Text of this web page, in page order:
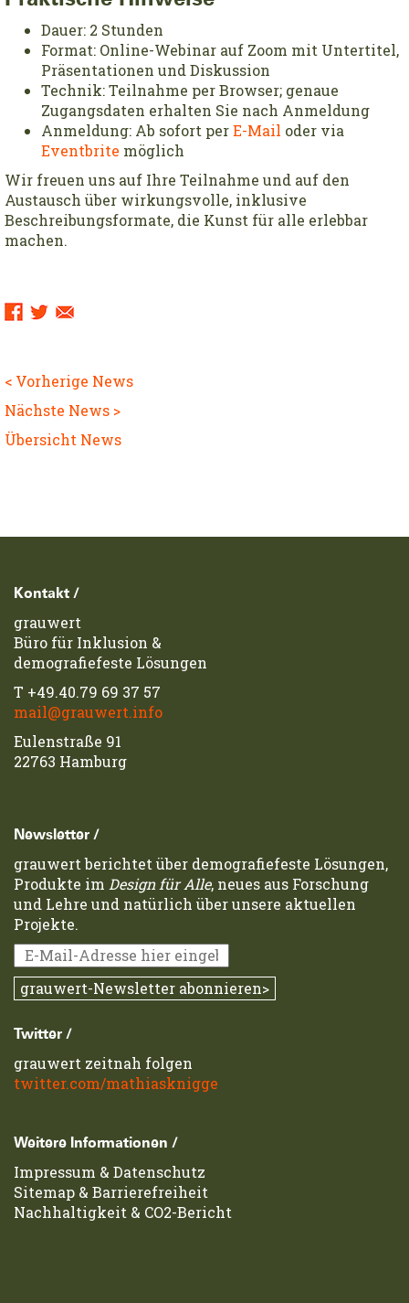
Dauer: 2 Stunden
Format: Online-Webinar auf Zoom mit Untertitel,
Präsentationen und Diskussion
Technik: Teilnahme per Browser; genaue
Zugangsdaten erhalten Sie nach Anmeldung
Anmeldung: Ab sofort perE-Mail oder via
Eventbrite möglich
Wir freuen uns auf Ihre Teilnahme und auf den
Austausch über wirkungsvolle, inklusive
Beschreibungsformate, die Kunst für alle erlebbar
machen.
Sharing
< Vorherige News
Nächste News >
Übersicht News
Footerzeile
Kontakt /
grauwert
Büro für Inklusion &
demografiefeste Lösungen
T +49.40.79 69 37 57
mail@grauwert.info
Eulenstraße 91
22763 Hamburg
Newsletter /
grauwert berichtet über demografiefeste Lösungen,
Produkte im Design für Alle, neues aus Forschung
und Lehre und natürlich über unsere aktuellen
Projekte.
Twitter /
grauwert zeitnah folgen
twitter.com/mathiasknigge
Weitere Informationen /
Impressum & Datenschutz
Sitemap & Barrierefreiheit
Nachhaltigkeit & CO2-Bericht